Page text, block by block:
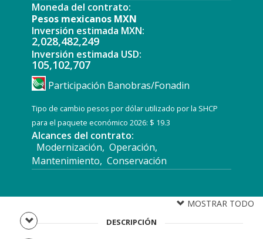
Moneda del contrato:
Pesos mexicanos MXN
Inversión estimada MXN:
2,028,482,249
Inversión estimada USD:
105,102,707
Participación Banobras/Fonadin
Tipo de cambio pesos por dólar utilizado por la SHCP
para el paquete económico 2026: $ 19.3
Alcances del contrato:
Modernización, Operación,
Mantenimiento, Conservación
MOSTRAR TODO
DESCRIPCIÓN